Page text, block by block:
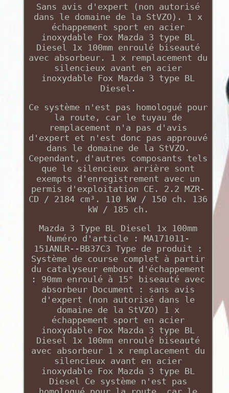
Sans avis d'expert (non autorisé
dans le domaine de la StVZO). 1 x
échappement sport en acier
inoxydable Fox Mazda 3 type BL
Diesel 1x 100mm enroulé biseauté
avec absorbeur. 1 x remplacement du
silencieux avant en acier
inoxydable Fox Mazda 3 type BL
Diesel.
Ce système n'est pas homologué pour
la route, car le tuyau de
remplacement n'a pas d'avis
d'expert et n'est donc pas approuvé
dans le domaine de la StVZO.
Cependant, d'autres composants tels
que le silencieux arrière sont
exempts d'enregistrement avec un
permis d'exploitation CE. 2.2 MZR-
CD / 2184 cm³. 110 kW / 150 ch. 136
kW / 185 ch.
Mazda 3 Type BL Diesel 1x 100mm
Numéro d'article : MA171011-
151ANLR--BB37C3 Type de produit :
Système de course complet à partir
du catalyseur embout d'échappement
: 90mm enroulé à 15° biseauté avec
absorbeur Document : sans avis
d'expert (non autorisé dans le
domaine de la StVZO) 1 x
échappement sport en acier
inoxydable Fox Mazda 3 type BL
Diesel 1x 100mm enroulé biseauté
avec absorbeur 1 x remplacement du
silencieux avant en acier
inoxydable Fox Mazda 3 type BL
Diesel Ce système n'est pas